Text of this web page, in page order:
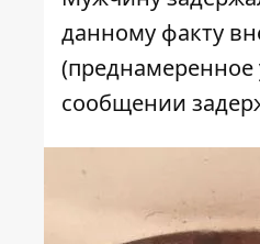
данному факту
(преднамеренное
сообщении